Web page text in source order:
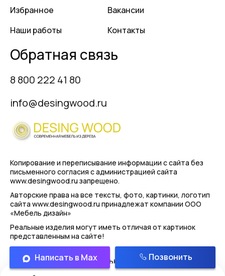
Избранное
Наши работы
Вакансии
Контакты
Обратная связь
8 800 222 41 80
info@desingwood.ru
Копирование и переписывание информации с сайта без
письменного согласия с администрацией сайта
www.desingwood.ru запрещено.
Авторские права на все тексты, фото, картинки, логотип
сайта www.desingwood.ru принадлежат компании ООО
«Мебель дизайн»
Реальные изделия могут иметь отличая от картинок
представленным на сайте!
Политика конфиденциальности
Написать в Max Позвонить